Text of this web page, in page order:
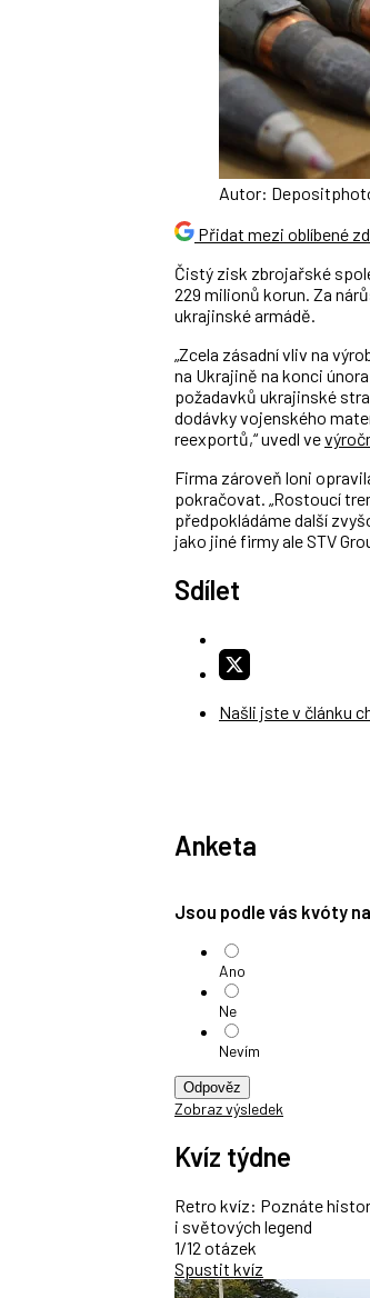
Autor:
Přidat mezi oblíbené
Čistý zisk zbrojařské
229 milionů korun. Za
ukrajinské armádě.
„Zcela zásadní vliv na
na Ukrajině na konci
požadavků ukrajinské
dodávky vojenského
reexportů,“ uvedl ve
Firma zároveň loni
pokračovat. „Rostoucí
předpokládáme další
jako jiné firmy aleSTV
Sdílet
Našli jste v článku
Anketa
Jsou podle vás kvóty
Ano
Ne
Nevím
Odpověz
Zobraz výsledek
Kvíz týdne
Retro kvíz: Poznáte
i světových legend
1/12 otázek
Spustit kvíz